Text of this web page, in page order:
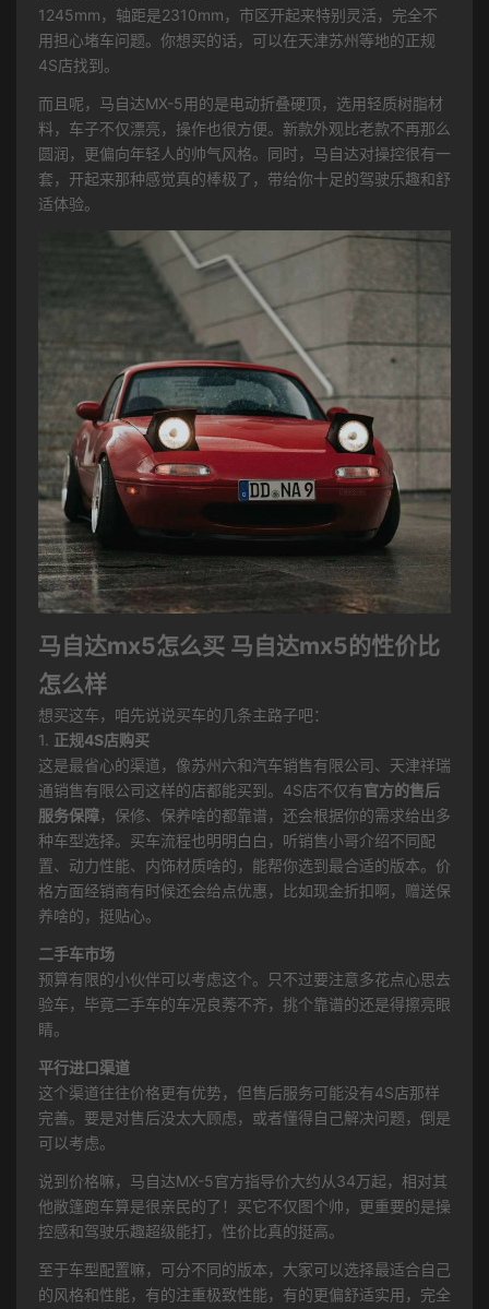
1245mm，轴距是2310mm，市区开起来特别灵活，完全不
用担心堵车问题。你想买的话，可以在天津苏州等地的正规
4S店找到。
而且呢，马自达MX-5用的是电动折叠硬顶，选用轻质树脂材
料，车子不仅漂亮，操作也很方便。新款外观比老款不再那么
圆润，更偏向年轻人的帅气风格。同时，马自达对操控很有一
套，开起来那种感觉真的棒极了，带给你十足的驾驶乐趣和舒
适体验。
马自达mx5怎么买 马自达mx5的性价比
怎么样
想买这车，咱先说说买车的几条主路子吧：
1.
正规4S店购买
这是最省心的渠道，像苏州六和汽车销售有限公司、天津祥瑞
通销售有限公司这样的店都能买到。4S店不仅有官方的售后
服务保障，保修、保养啥的都靠谱，还会根据你的需求给出多
种车型选择。买车流程也明明白白，听销售小哥介绍不同配
置、动力性能、内饰材质啥的，能帮你选到最合适的版本。价
格方面经销商有时候还会给点优惠，比如现金折扣啊，赠送保
养啥的，挺贴心。
二手车市场
预算有限的小伙伴可以考虑这个。只不过要注意多花点心思去
验车，毕竟二手车的车况良莠不齐，挑个靠谱的还是得擦亮眼
睛。
平行进口渠道
这个渠道往往价格更有优势，但售后服务可能没有4S店那样
完善。要是对售后没太大顾虑，或者懂得自己解决问题，倒是
可以考虑。
说到价格嘛，马自达MX-5官方指导价大约从34万起，相对其
他敞篷跑车算是很亲民的了！买它不仅图个帅，更重要的是操
控感和驾驶乐趣超级能打，性价比真的挺高。
至于车型配置嘛，可分不同的版本，大家可以选择最适合自己
的风格和性能，有的注重极致性能，有的更偏舒适实用，完全